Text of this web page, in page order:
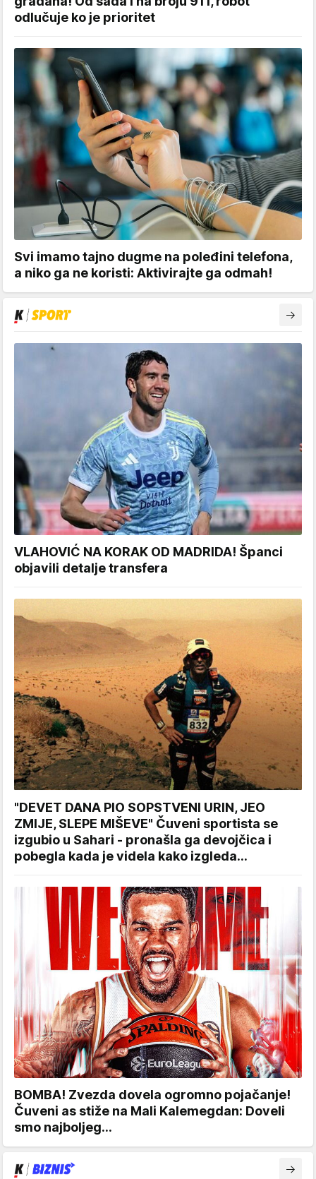
odlučuje ko je prioritet
Svi imamo tajno dugme na poleđini telefona,
a niko ga ne koristi: Aktivirajte ga odmah!
VLAHOVIĆ NA KORAK OD MADRIDA! Španci
objavili detalje transfera
"DEVET DANA PIO SOPSTVENI URIN, JEO
ZMIJE, SLEPE MIŠEVE" Čuveni sportista se
izgubio u Sahari - pronašla ga devojčica i
pobegla kada je videla kako izgleda...
BOMBA! Zvezda dovela ogromno pojačanje!
Čuveni as stiže na Mali Kalemegdan: Doveli
smo najboljeg...